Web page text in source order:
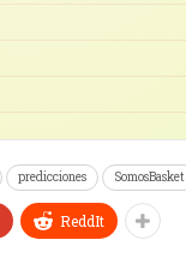
predicciones SomosBasket
ReddIt